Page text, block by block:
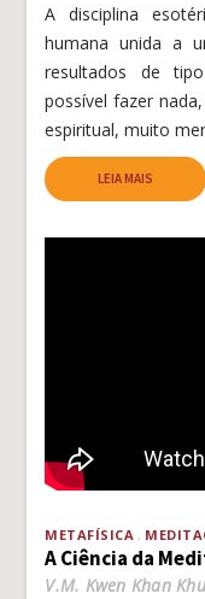
A disciplina
humana unida a
resultados de
possível fazer
espiritual, muito
LEIA MAIS
METAFÍSICA
A Ciência da
V.M. Kwen Khan Khu